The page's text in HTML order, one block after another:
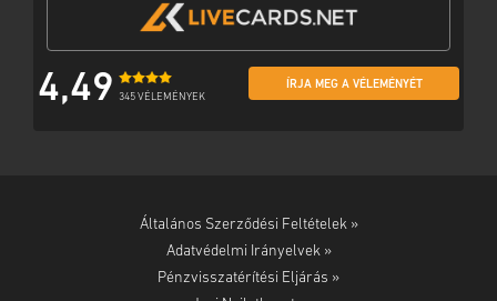
4,49 345 VÉLEMÉNYEK
ÍRJA MEG A VÉLEMÉNYÉT
Általános Szerződési Feltételek »
Adatvédelmi Irányelvek »
Pénzvisszatérítési Eljárás »